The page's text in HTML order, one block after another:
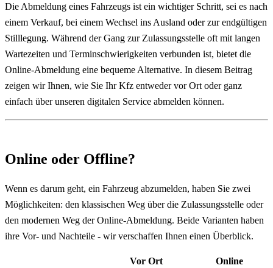
Die Abmeldung eines Fahrzeugs ist ein wichtiger Schritt, sei es nach
einem Verkauf, bei einem Wechsel ins Ausland oder zur endgültigen
Stilllegung. Während der Gang zur Zulassungsstelle oft mit langen
Wartezeiten und Terminschwierigkeiten verbunden ist, bietet die
Online-Abmeldung eine bequeme Alternative. In diesem Beitrag
zeigen wir Ihnen, wie Sie Ihr Kfz entweder vor Ort oder ganz
einfach über unseren digitalen Service abmelden können.
Online oder Offline?
Wenn es darum geht, ein Fahrzeug abzumelden, haben Sie zwei
Möglichkeiten: den klassischen Weg über die Zulassungsstelle oder
den modernen Weg der Online-Abmeldung. Beide Varianten haben
ihre Vor- und Nachteile - wir verschaffen Ihnen einen Überblick.
Vor Ort
Online